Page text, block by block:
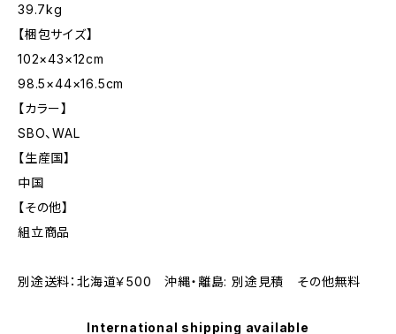
39.7kg
【梱包サイズ】
102×43×12cm
98.5×44×16.5cm
【カラー】
SBO、WAL
【生産国】
中国
【その他】
組立商品
別途送料：北海道￥500 沖縄・離島: 別途見積 その他無料
International shipping available